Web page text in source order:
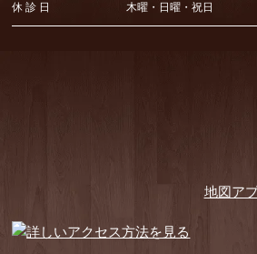
休 診 日
木曜・日曜・祝日
地図ア